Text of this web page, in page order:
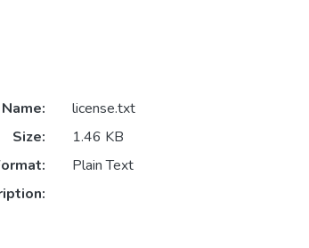
Name:
license.txt
Size:
1.46 KB
Plain Text